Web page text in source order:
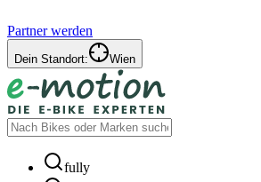
Partner werden
Dein Standort: Wien
fully